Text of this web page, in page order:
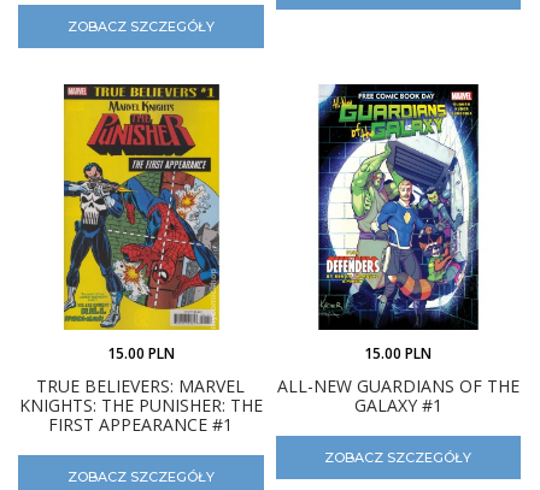
ZOBACZ SZCZEGÓŁY
TRUE BELIEVERS: MARVEL
KNIGHTS: THE PUNISHER: THE
FIRST APPEARANCE #1
15.00 PLN
ZOBACZ SZCZEGÓŁY
ALL-NEW GUARDIANS OF THE
GALAXY #1
15.00 PLN
ZOBACZ SZCZEGÓŁY